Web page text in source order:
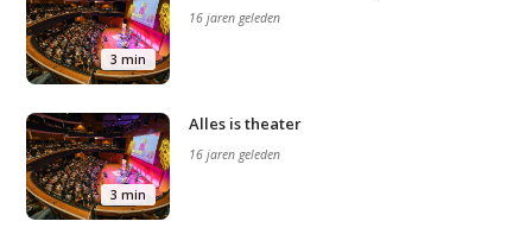
3 min
16 jaren geleden
3 min
Alles is theater
16 jaren geleden